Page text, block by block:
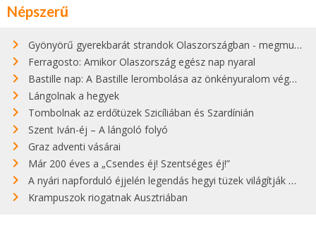
Népszerű
Gyönyörű gyerekbarát strandok Olaszországban - megmutatjuk a 15 legjobbat
Ferragosto: Amikor Olaszország egész nap nyaral
Bastille nap: A Bastille lerombolása az önkényuralom végét jelentette
Lángolnak a hegyek
Tombolnak az erdőtüzek Szicíliában és Szardínián
Szent Iván-éj – A lángoló folyó
Graz adventi vásárai
Már 200 éves a „Csendes éj! Szentséges éj!”
A nyári napforduló éjjelén legendás hegyi tüzek világítják meg Zugspitzét
Krampuszok riogatnak Ausztriában